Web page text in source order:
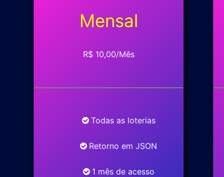
Mensal
R$ 10,00/Mês
Todas as loterias
Retorno em JSON
1 mês de acesso